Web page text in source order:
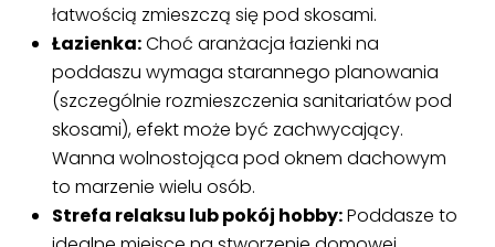
łatwością zmieszczą się pod skosami.
Łazienka:Choć aranżacja łazienki na
poddaszu wymaga starannego planowania
(szczególnie rozmieszczenia sanitariatów pod
skosami), efekt może być zachwycający.
Wanna wolnostojąca pod oknem dachowym
to marzenie wielu osób.
Strefa relaksu lub pokój hobby:Poddasze to